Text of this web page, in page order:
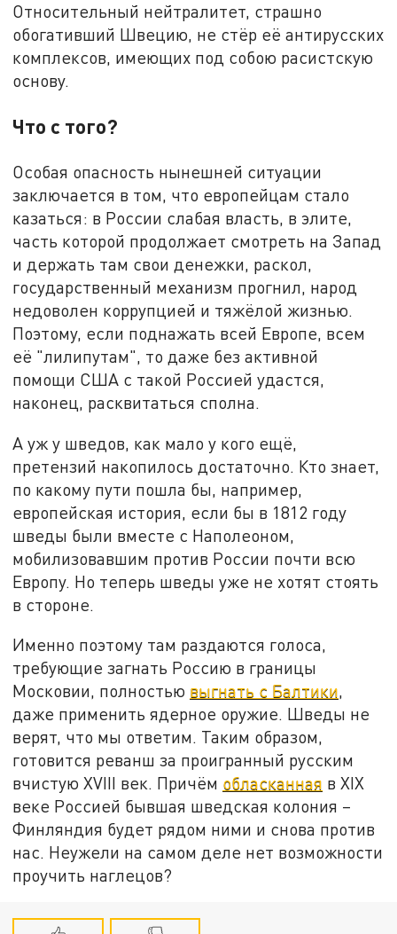
Относительный нейтралитет, страшно
обогативший Швецию, не стёр её антирусских
комплексов, имеющих под собою расистскую
основу.
Что с того?
Особая опасность нынешней ситуации
заключается в том, что европейцам стало
казаться: в России слабая власть, в элите,
часть которой продолжает смотреть на Запад
и держать там свои денежки, раскол,
государственный механизм прогнил, народ
недоволен коррупцией и тяжёлой жизнью.
Поэтому, если поднажать всей Европе, всем
её "лилипутам", то даже без активной
помощи США с такой Россией удастся,
наконец, расквитаться сполна.
А уж у шведов, как мало у кого ещё,
претензий накопилось достаточно. Кто знает,
по какому пути пошла бы, например,
европейская история, если бы в 1812 году
шведы были вместе с Наполеоном,
мобилизовавшим против России почти всю
Европу. Но теперь шведы уже не хотят стоять
в стороне.
Именно поэтому там раздаются голоса,
требующие загнать Россию в границы
Московии, полностью выгнать с Балтики,
даже применить ядерное оружие. Шведы не
верят, что мы ответим. Таким образом,
готовится реванш за проигранный русским
вчистую XVIII век. Причём обласканная в XIX
веке Россией бывшая шведская колония –
Финляндия будет рядом ними и снова против
нас. Неужели на самом деле нет возможности
проучить наглецов?